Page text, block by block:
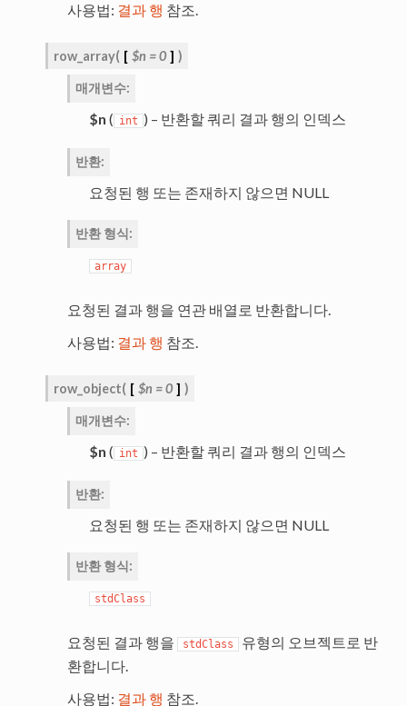
사용법: 결과 행 참조.
row_array( [ $n =0 ] )
매개변수:
$n ( int ) – 반환할 쿼리 결과 행의 인덱스
반환:
요청된 행 또는 존재하지 않으면 NULL
반환 형식:
array
요청된 결과 행을 연관 배열로 반환합니다.
사용법: 결과 행 참조.
row_object( [ $n =0 ] )
매개변수:
$n ( int ) – 반환할 쿼리 결과 행의 인덱스
반환:
요청된 행 또는 존재하지 않으면 NULL
반환 형식:
stdClass
요청된 결과 행을 stdClass 유형의 오브젝트로 반
환합니다.
사용법: 결과 행 참조.